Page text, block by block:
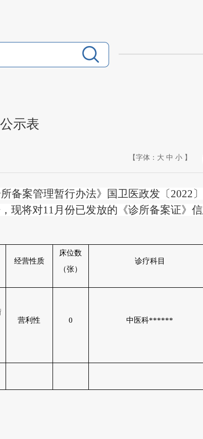
示表
【字体： 大 中 小 】
备案管理暂行办法》国卫医政发〔2022
现将对11月份已发放的《诊所备案证》
经营性质
床位数
（张）
诊疗科目
营利性 0 中医科******